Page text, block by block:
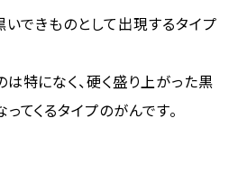
いできものとして出現するタイプ
特になく、硬く盛り上がった黒
てくるタイプのがんです。